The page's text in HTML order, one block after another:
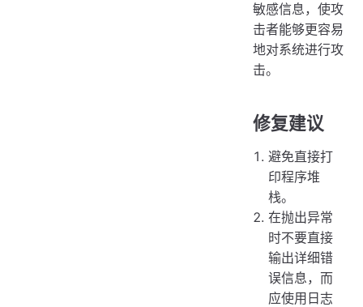
敏感信息，使攻
击者能够更容易
地对系统进行攻
击。
修复建议
避免直接打
印程序堆
栈。
在抛出异常
时不要直接
输出详细错
误信息，而
应使用日志